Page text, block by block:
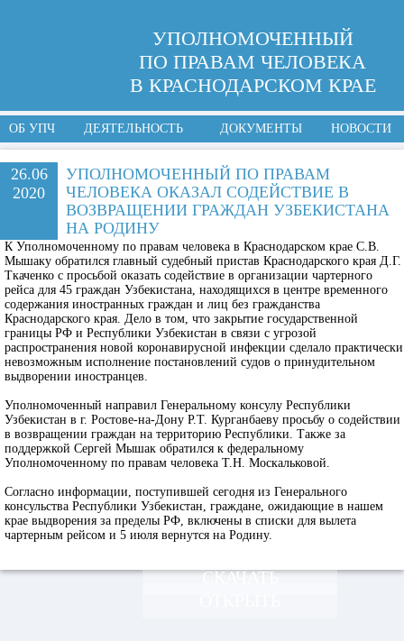
УПОЛНОМОЧЕННЫЙ
ПО ПРАВАМ ЧЕЛОВЕКА
В КРАСНОДАРСКОМ КРАЕ
ОБ УПЧ ДЕЯТЕЛЬНОСТЬ ДОКУМЕНТЫ НОВОСТИ
26.06
2020
УПОЛНОМОЧЕННЫЙ ПО ПРАВАМ
ЧЕЛОВЕКА ОКАЗАЛ СОДЕЙСТВИЕ В
ВОЗВРАЩЕНИИ ГРАЖДАН УЗБЕКИСТАНА
НА РОДИНУ
К Уполномоченному по правам человека в Краснодарском крае С.В.
Мышаку обратился главный судебный пристав Краснодарского края Д.Г.
Ткаченко с просьбой оказать содействие в организации чартерного
рейса для 45 граждан Узбекистана, находящихся в центре временного
содержания иностранных граждан и лиц без гражданства
Краснодарского края. Дело в том, что закрытие государственной
границы РФ и Республики Узбекистан в связи с угрозой
распространения новой коронавирусной инфекции сделало практически
невозможным исполнение постановлений судов о принудительном
выдворении иностранцев.
Уполномоченный направил Генеральному консулу Республики
Узбекистан в г. Ростове-на-Дону Р.Т. Курганбаеву просьбу о содействии
в возвращении граждан на территорию Республики. Также за
поддержкой Сергей Мышак обратился к федеральному
Уполномоченному по правам человека Т.Н. Москальковой.
Согласно информации, поступившей сегодня из Генерального
консульства Республики Узбекистан, граждане, ожидающие в нашем
крае выдворения за пределы РФ, включены в списки для вылета
чартерным рейсом и 5 июля вернутся на Родину.
СКАЧАТЬ